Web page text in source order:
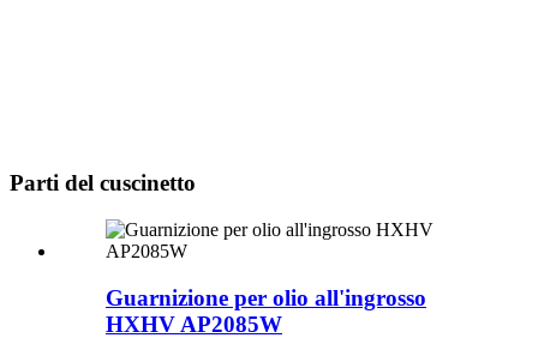
Parti del cuscinetto
Guarnizione per olio all'ingrosso
HXHV AP2085W